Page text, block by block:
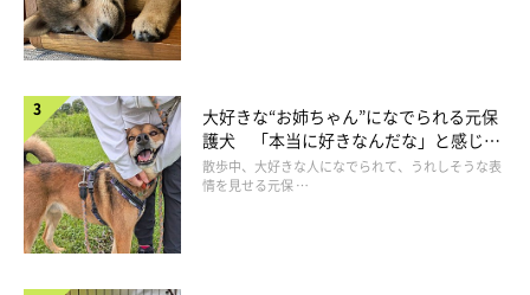
大好きな“お姉ちゃん”になでられる元保
護犬 「本当に好きなんだな」と感じる
表情にほっこり
散歩中、大好きな人になでられて、うれしそうな表
情を見せる元保 …